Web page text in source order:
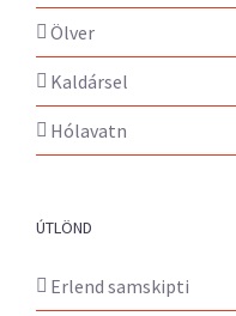
Ölver
Kaldársel
Hólavatn
ÚTLÖND
Erlend samskipti